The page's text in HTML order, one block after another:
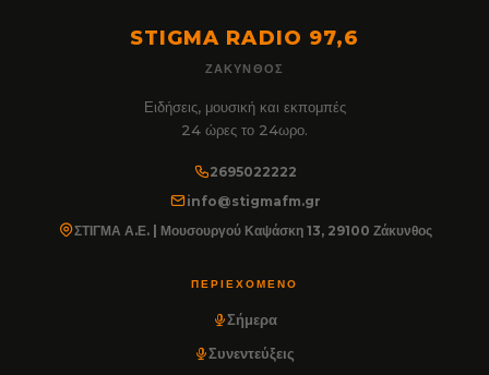
STIGMA RADIO 97,6
ΖΆΚΥΝΘΟΣ
Ειδήσεις, μουσική και εκπομπές
24 ώρες το 24ωρο.
2695022222
info@stigmafm.gr
ΣΤΙΓΜΑ Α.Ε. | Μουσουργού Καψάσκη 13, 29100 Ζάκυνθος
ΠΕΡΙΕΧΌΜΕΝΟ
Σήμερα
Συνεντεύξεις